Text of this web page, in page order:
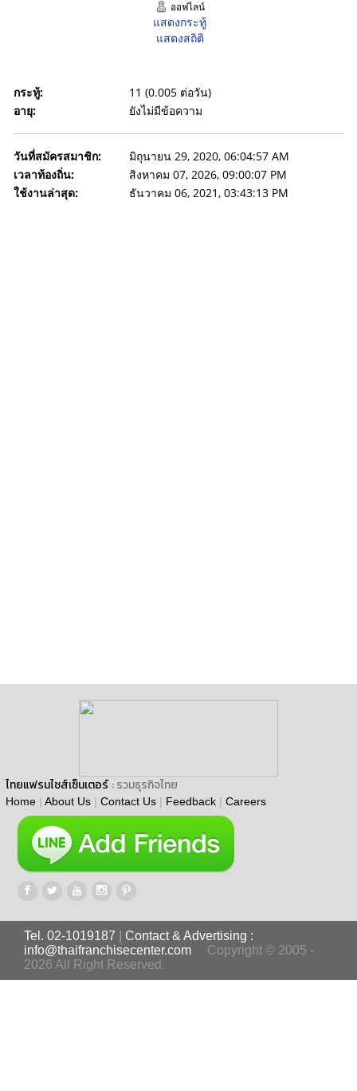
ออฟไลน์
แสดงกระทู้
แสดงสถิติ
กระทู้:
11 (0.005 ต่อวัน)
อายุ:
ยังไม่มีข้อความ
วันที่สมัครสมาชิก:
มิถุนายน 29, 2020, 06:04:57 AM
เวลาท้องถิ่น:
สิงหาคม 07, 2026, 09:00:07 PM
ใช้งานล่าสุด:
ธันวาคม 06, 2021, 03:43:13 PM
ไทยแฟรนไชส์เซ็นเตอร์ : รวมธุรกิจไทย
Home | About Us | Contact Us | Feedback | Careers
Tel. 02-1019187
Contact & Advertising :
info@thaifranchisecenter.com
Copyright © 2005 -
2026 All Right Reserved.